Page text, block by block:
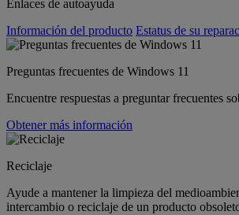
Enlaces de autoayuda
Información del producto Estatus de su
Preguntas frecuentes de Windows 11
Encuentre respuestas a preguntar frecuentes
Obtener más información
Reciclaje
Ayude a mantener la limpieza del
intercambio o reciclaje de un producto